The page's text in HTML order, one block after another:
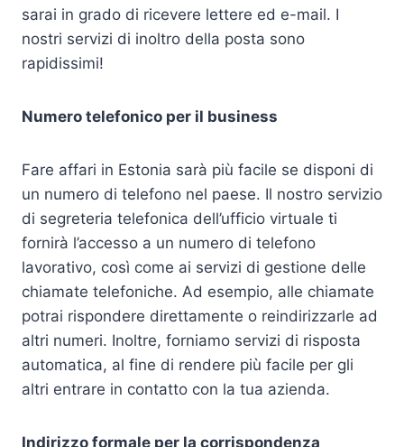
sarai in grado di ricevere lettere ed e-mail. I
nostri servizi di inoltro della posta sono
rapidissimi!
Numero telefonico per il business
Fare affari in Estonia sarà più facile se disponi di
un numero di telefono nel paese. Il nostro servizio
di segreteria telefonica dell’ufficio virtuale ti
fornirà l’accesso a un numero di telefono
lavorativo, così come ai servizi di gestione delle
chiamate telefoniche. Ad esempio, alle chiamate
potrai rispondere direttamente o reindirizzarle ad
altri numeri. Inoltre, forniamo servizi di risposta
automatica, al fine di rendere più facile per gli
altri entrare in contatto con la tua azienda.
Indirizzo formale per la corrispondenza